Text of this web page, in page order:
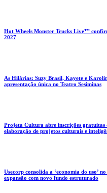
Hot Wheels Monster Trucks Live™
2027
As Hilárias: Suzy Brasil, Kayete e
apresentação única no Teatro Sesiminas
Projeta Cultura abre inscrições gratuitas
elaboração de projetos culturais e
Usecorp consolida a ‘economia do uso’
expansão com novo fundo estruturado